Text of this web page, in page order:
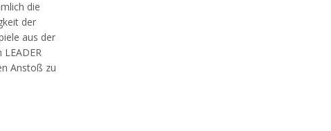
die
der
aus der
Anstoß zu